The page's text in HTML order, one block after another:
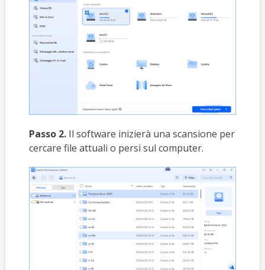
Passo 2.Il software inizierà una scansione per
cercare file attuali o persi sul computer.